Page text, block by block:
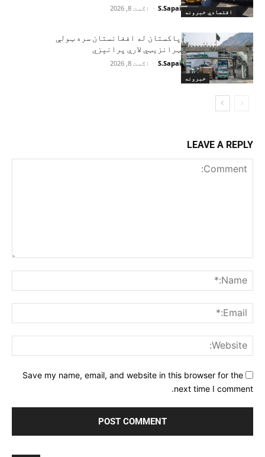
اقتصادي خبرونه S.Sapai
- اګست 8, 2026
خبرونه
پاکستان له افغانستان سره ټولې
ټرانزیټي لارې پرانېزي
S.Sapai
- اګست 8, 2026
LEAVE A REPLY
Save my name, email, and website in this browser for the
next time I comment.